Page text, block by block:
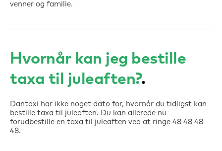
venner og familie.
Hvornår kan jeg bestille
taxa til juleaften?
Dantaxi har ikke noget dato for, hvornår du tidligst kan
bestille taxa til juleaften. Du kan allerede nu
forudbestille en taxa til juleaften ved at ringe 48 48 48
48.